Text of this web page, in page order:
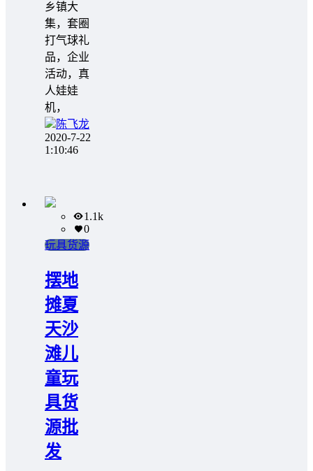
乡镇大
集，套圈
打气球礼
品，企业
活动，真
人娃娃
机，
陈飞龙
2020-7-22
1:10:46
1.1k
0
玩具货源
摆地
摊夏
天沙
滩儿
童玩
具货
源批
发